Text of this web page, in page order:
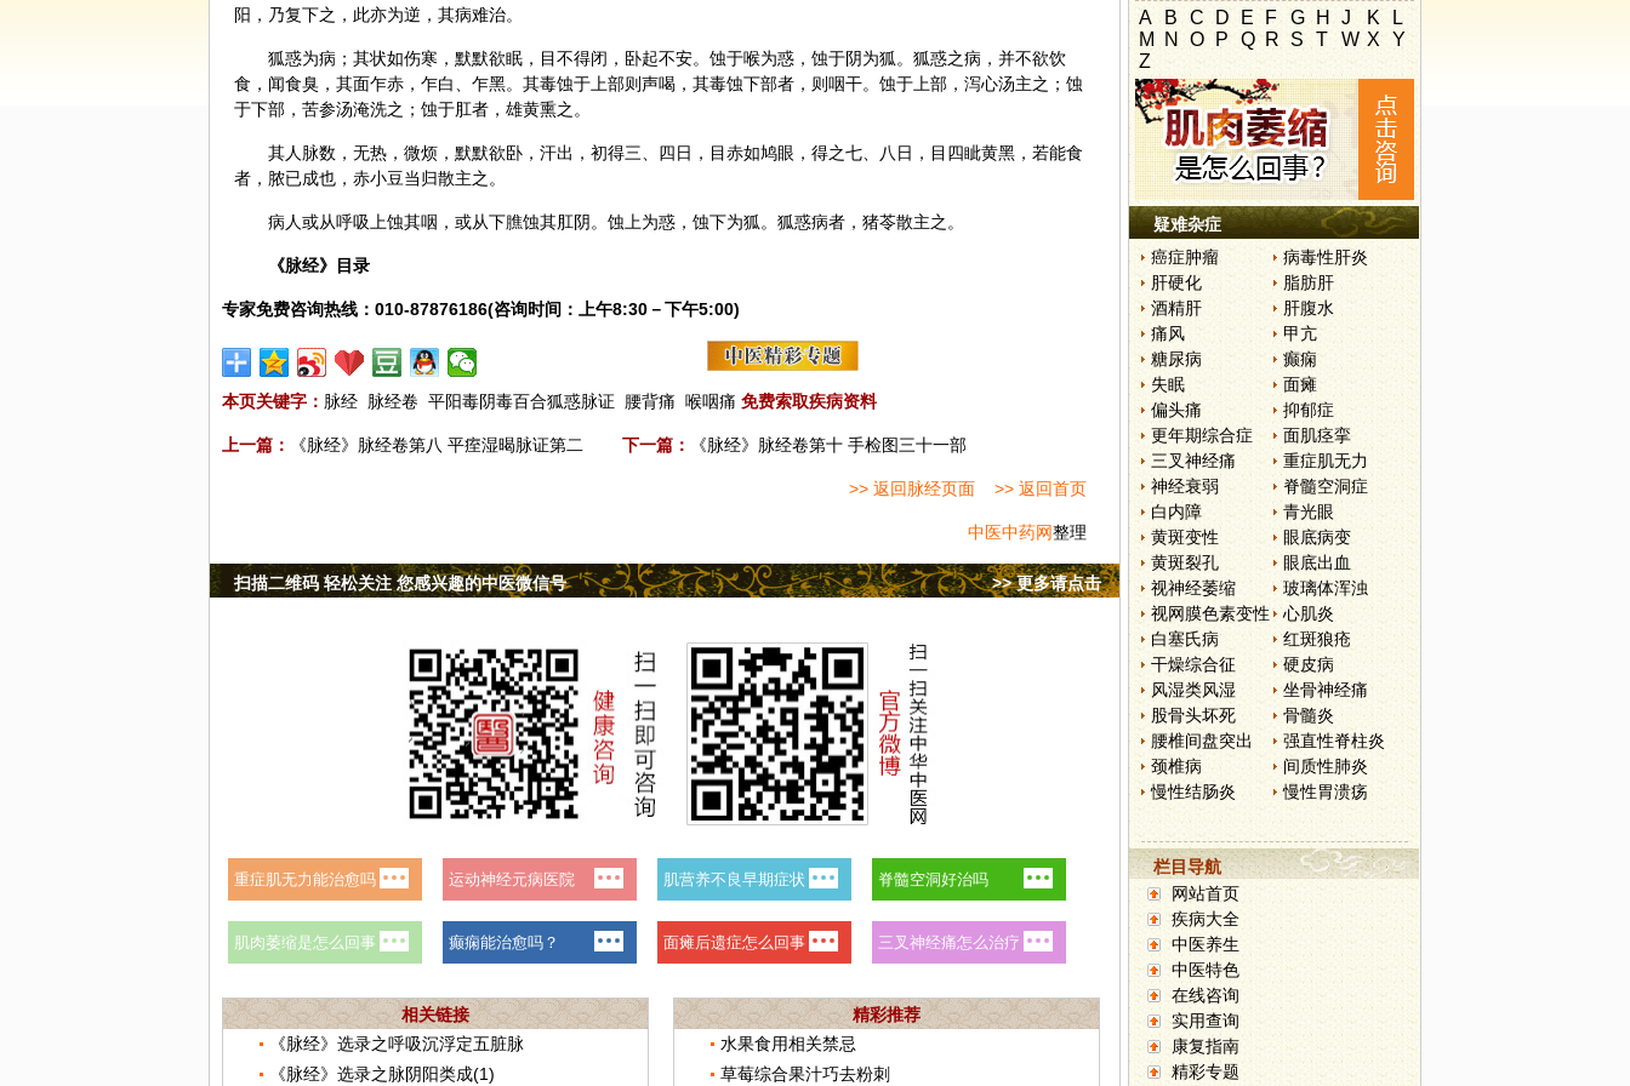
阳，乃复下之，此亦为逆，其病难治。
狐惑为病；其状如伤寒，默默欲眠，目不得闭，卧起不安。蚀于喉为惑，蚀于阴为狐。狐惑之病，并不欲饮
食，闻食臭，其面乍赤，乍白、乍黑。其毒蚀于上部则声喝，其毒蚀下部者，则咽干。蚀于上部，泻心汤主之；蚀
于下部， 苦参汤淹洗之；蚀于肛者， 雄黄熏之。
其人脉数，无热，微烦，默默欲卧，汗出，初得三、四日，目赤如鸠眼，得之七、八日，目四眦黄黑，若能食
者，脓已成也， 赤小豆当归散主之。
病人或从呼吸上蚀其咽，或从下膲蚀其肛阴。蚀上为惑，蚀下为狐。狐惑病者，猪苓散主之。
《脉经》目录
专家免费咨询热线：010-87876186(咨询时间：上午8:30－下午5:00)
本页关键字： 脉经 脉经卷 平阳毒阴毒百合狐惑脉证 腰背痛 喉咽痛 免费索取疾病资料
上一篇： 《脉经》脉经卷第八 平痓湿暍脉证第二 下一篇： 《脉经》脉经卷第十 手检图三十一部
>> 返回脉经页面 >> 返回首页
中医中药网整理
>> 更多请点击
扫描二维码 轻松关注 您感兴趣的中医微信号
相关链接
《脉经》选录之呼吸沉浮定五脏脉
《脉经》选录之脉阴阳类成(1)
精彩推荐
水果食用相关禁忌
草莓综合果汁巧去粉刺
A B C D E F G H J K
L
M N O P Q R S T W X
Y
Z
疑难杂症
癌症肿瘤
病毒性肝炎
肝硬化
脂肪肝
酒精肝
肝腹水
痛风
甲亢
糖尿病
癫痫
失眠
面瘫
偏头痛
抑郁症
更年期综合症
面肌痉挛
三叉神经痛
重症肌无力
神经衰弱
脊髓空洞症
白内障
青光眼
黄斑变性
眼底病变
黄斑裂孔
眼底出血
视神经萎缩
玻璃体浑浊
视网膜色素变性
心肌炎
白塞氏病
红斑狼疮
干燥综合征
硬皮病
风湿类风湿
坐骨神经痛
股骨头坏死
骨髓炎
腰椎间盘突出
强直性脊柱炎
颈椎病
间质性肺炎
慢性结肠炎
慢性胃溃疡
栏目导航
网站首页
疾病大全
中医养生
中医特色
在线咨询
实用查询
康复指南
精彩专题